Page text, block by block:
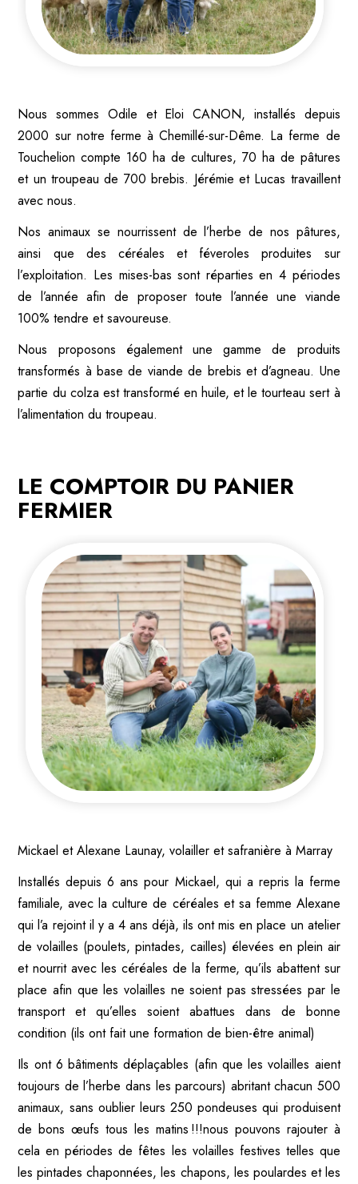
Nous sommes Odile et Eloi CANON, installés depuis
2000 sur notre ferme à Chemillé-sur-Dême. La ferme de
Touchelion compte 160 ha de cultures, 70 ha de pâtures
et un troupeau de 700 brebis. Jérémie et Lucas travaillent
avec nous.
Nos animaux se nourrissent de l’herbe de nos pâtures,
ainsi que des céréales et féveroles produites sur
l’exploitation. Les mises-bas sont réparties en 4 périodes
de l’année afin de proposer toute l’année une viande
100% tendre et savoureuse.
Nous proposons également une gamme de produits
transformés à base de viande de brebis et d’agneau. Une
partie du colza est transformé en huile, et le tourteau sert à
l’alimentation du troupeau.
LE COMPTOIR DU PANIER
FERMIER
Mickael et Alexane Launay, volailler et safranière à Marray
Installés depuis 6 ans pour Mickael, qui a repris la ferme
familiale, avec la culture de céréales et sa femme Alexane
qui l’a rejoint il y a 4 ans déjà, ils ont mis en place un atelier
de volailles (poulets, pintades, cailles) élevées en plein air
et nourrit avec les céréales de la ferme, qu’ils abattent sur
place afin que les volailles ne soient pas stressées par le
transport et qu’elles soient abattues dans de bonne
condition (ils ont fait une formation de bien-être animal)
Ils ont 6 bâtiments déplaçables (afin que les volailles aient
toujours de l’herbe dans les parcours) abritant chacun 500
animaux, sans oublier leurs 250 pondeuses qui produisent
de bons œufs tous les matins !!!nous pouvons rajouter à
cela en périodes de fêtes les volailles festives telles que
les pintades chaponnées, les chapons, les poulardes et les